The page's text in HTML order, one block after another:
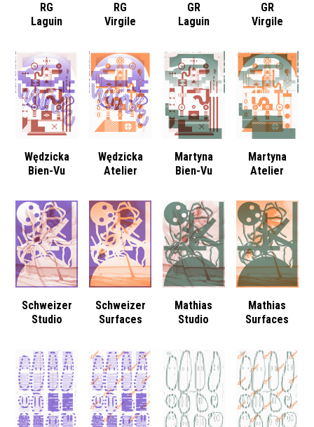
RG
Laguin
RG
Virgile
GR
Laguin
GR
Virgile
Wędzicka
Bien-Vu
Wędzicka
Atelier
Martyna
Bien-Vu
Martyna
Atelier
Schweizer
Studio
Schweizer
Surfaces
Mathias
Studio
Mathias
Surfaces